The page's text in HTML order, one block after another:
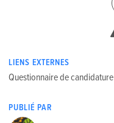
LIENS EXTERNES
Questionnaire de candidature
PUBLIÉ PAR